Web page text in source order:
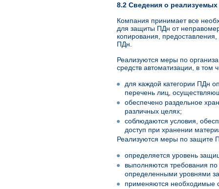
8.2 Сведения о
Компания принимает все
для защиты ПДн от
копирования,
ПДн.
Реализуются меры по
средств автоматизации, в том
для каждой категории ПДн
перечень лиц,
обеспечено раздельное
различных целях;
соблюдаются условия,
доступ при хранении
Реализуются меры по защите
определяется уровень
выполняются требования
определенными уровнями
применяются необходимые